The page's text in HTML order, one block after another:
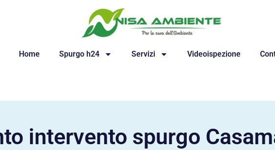
Home Spurgo h24 Servizi Videoispezione
intervento spurgo